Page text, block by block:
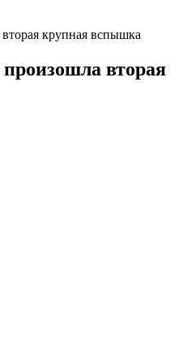
крупная вспышка
вторая